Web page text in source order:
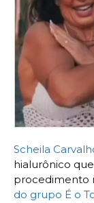
Scheila
hialurônico
procedimento
do grupo É o